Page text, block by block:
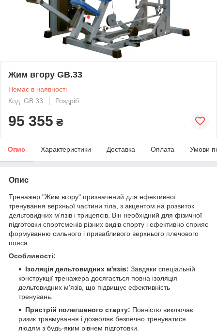
Жим вгору GB.33
Немає в наявності
Код: GB.33
Роздріб
95 355 ₴
Опис Характеристики Доставка Оплата Умови
Опис
Тренажер "Жим вгору" призначений для ефективної
тренування верхньої частини тіла, з акцентом на розвиток
дельтовидних м'язів і трицепсів. Він необхідний для фізичної
підготовки спортсменів різних видів спорту і ефективно сприяє
формуванню сильного і привабливого верхнього плечового
пояса.
Особливості:
Ізоляція дельтовидних м'язів: Завдяки спеціальній
конструкції тренажера досягається повна ізоляція
дельтовидних м'язів, що підвищує ефективність
тренувань.
Пристрій полегшеного старту: Повністю виключає
ризик травмування і дозволяє безпечно тренуватися
людям з будь-яким рівнем підготовки.